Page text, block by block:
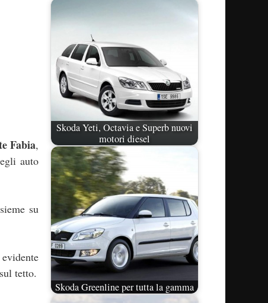
Fabia,
auto
su
tetto.
Skoda Yeti, Octavia e Superb nuovi
motori diesel
Skoda Greenline per tutta la gamma